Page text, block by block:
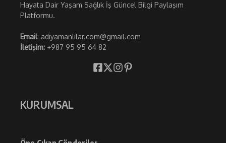
Hayata Dair Yaşam Sağlık İş Güncel Bilgi Paylaşım
Platformu.
Email: adiyamanlilar.com@gmail.com
İletişim: +987 95 95 64 82
KURUMSAL